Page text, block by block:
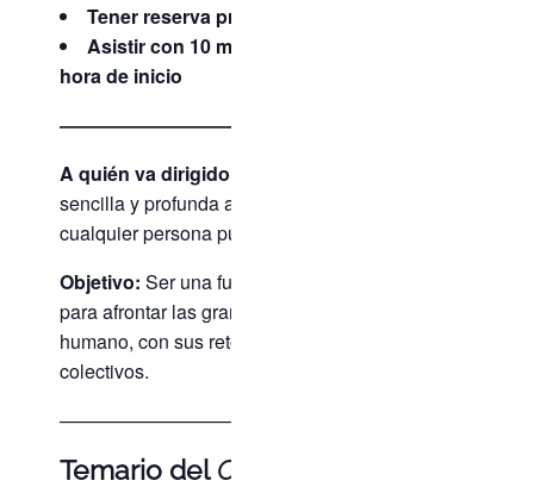
Tener reserva previa
Asistir con 10 min. de antelación de la
hora de inicio
————————————-
A quién va dirigido el curso:
sencilla y profunda a la vez, permite que
cualquier persona pueda seguirlo.
Objetivo: Ser una fuente de inspiración
para afrontar las grandes preguntas del ser
humano, con sus retos personales y
colectivos.
————————————-
Temario del Curso de